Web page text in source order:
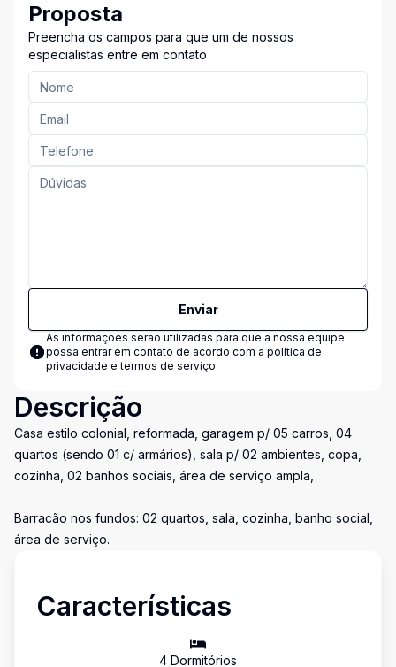
Proposta
Preencha os campos para que um de nossos
especialistas entre em contato
Enviar
As informações serão utilizadas para que a nossa equipe
possa entrar em contato de acordo com a política de
privacidade e termos de serviço
Descrição
Casa estilo colonial, reformada, garagem p/ 05 carros, 04
quartos (sendo 01 c/ armários), sala p/ 02 ambientes, copa,
cozinha, 02 banhos sociais, área de serviço ampla,
Barracão nos fundos: 02 quartos, sala, cozinha, banho social,
área de serviço.
Características
4 Dormitórios